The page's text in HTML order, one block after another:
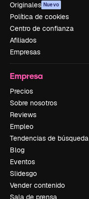
Originales Nuevo
Política de cookies
Centro de confianza
Afiliados
Empresas
Empresa
Precios
Sobre nosotros
Reviews
Empleo
Tendencias de búsqueda
Blog
Eventos
Slidesgo
Vender contenido
Sala de prensa